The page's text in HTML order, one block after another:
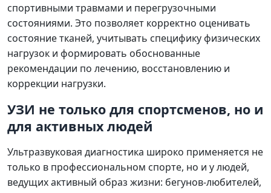
спортивными травмами и перегрузочными
состояниями. Это позволяет корректно оценивать
состояние тканей, учитывать специфику физических
нагрузок и формировать обоснованные
рекомендации по лечению, восстановлению и
коррекции нагрузки.
УЗИ не только для спортсменов, но и
для активных людей
Ультразвуковая диагностика широко применяется не
только в профессиональном спорте, но и у людей,
ведущих активный образ жизни: бегунов-любителей,